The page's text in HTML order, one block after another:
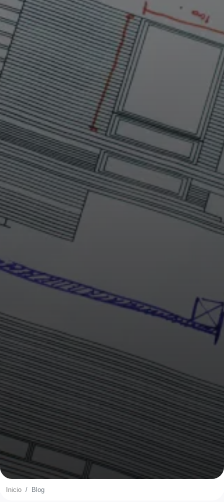
Inicio Blog